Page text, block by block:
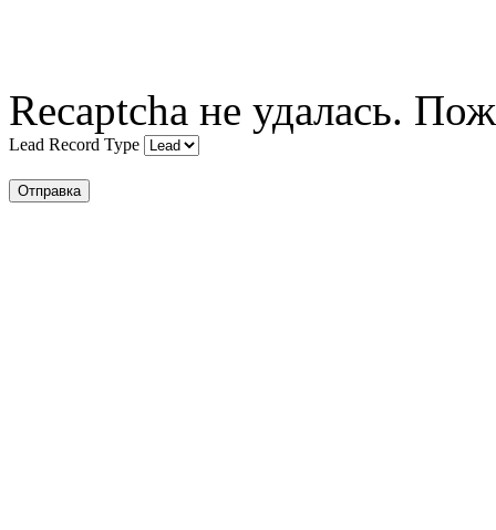
Recaptcha не удалась.
Lead Record Type
Отправка